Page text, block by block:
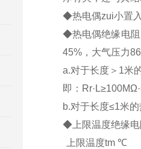
◆热电偶zui小置
◆热电偶绝缘电阻
45%，大气压力
a.对于长度＞1米
即：
b.对于长度≤1米
◆上限温度绝缘电
上限温度tm ℃